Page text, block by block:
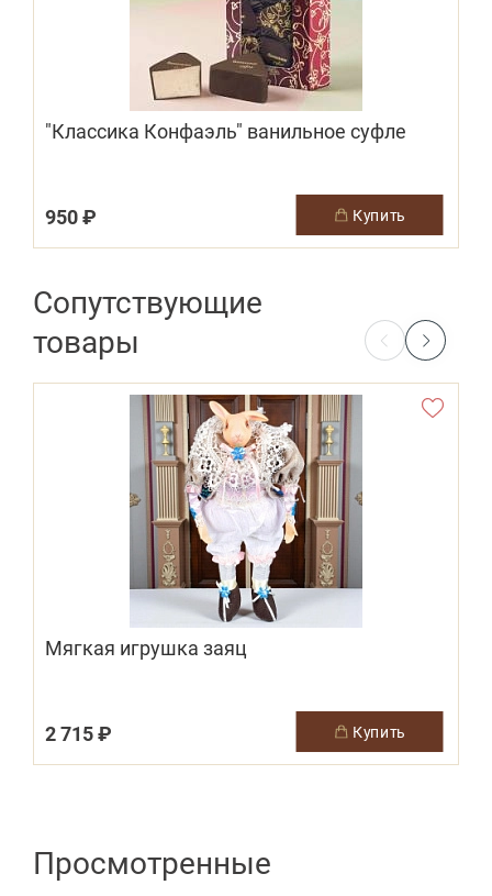
"Классика Конфаэль" ванильное суфле
950 ₽ купить
Сопутствующие
товары
Мягкая игрушка заяц
2 715 ₽ купить
Просмотренные